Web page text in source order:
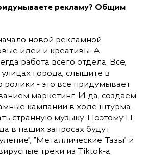
рекламу? Общим
новой рекламной
идеи и креативы. А
работа всего отдела. Все,
города, слышите в
ролики - это все придумывает
маркетинг. И да, создаем
кампании в ходе штурма.
странную музыку. Поэтому IT
в наших запросах будут
“Металлические Тазы” и
треки из Tiktok-а.